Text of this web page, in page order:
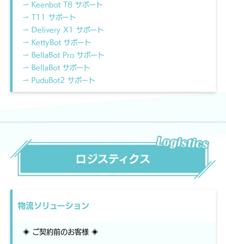
⇀ Keenbot T8 サポート
⇀ T11 サポート
⇀ Delivery X1 サポート
⇀ KettyBot サポート
⇀ BellaBot Pro サポート
⇀ BellaBot サポート
⇀ PuduBot2 サポート
物流ソリューション
◈ ご契約前のお客様 ◈